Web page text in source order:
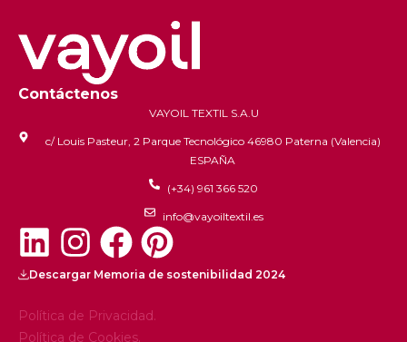
Contáctenos
VAYOIL TEXTIL S.A.U
c/ Louis Pasteur, 2 Parque Tecnológico 46980 Paterna (Valencia)
ESPAÑA
(+34) 961 366 520
info@vayoiltextil.es
Descargar Memoria de sostenibilidad 2024
Política de Privacidad.
Política de Cookies.